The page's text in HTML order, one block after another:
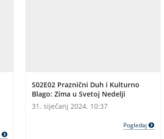
S02E02 Praznični Duh i Kulturno
Blago: Zima u Svetoj Nedelji
31. siječanj 2024. 10:37
Pogledaj